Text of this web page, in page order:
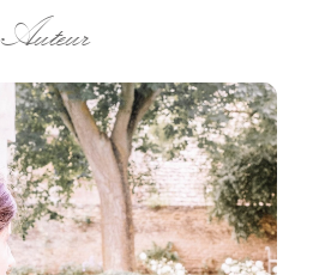
Auteur